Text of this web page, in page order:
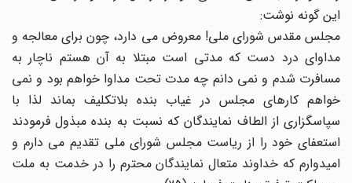
این گونه نوشت:
مجلس مقدس شورای ملی! معروض می دارد، چون برای معالجه و
مداوای درد دست که مدتی است مبتلا به آن هستم ناچار به
مسافرت شدم و نمی دانم چه مدت تحت مداوا خواهم بود و نمی
خواهم کارهای مجلس در غیاب بنده بلاتکلیف بماند لذا با
سپاسگزاری از الطاف نمایندگان که نسبت به بنده مبذول فرمودند
استعفای خود را از ریاست مجلس شورای ملی تقدیم می دارم و
امیدوارم که خداوند متعال نمایندگان محترم را در خدمت به ملت